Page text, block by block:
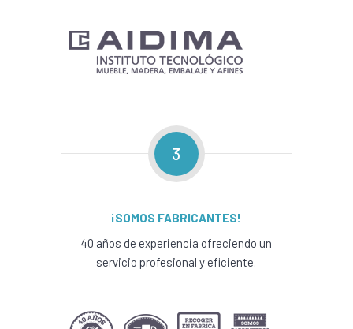
3
¡SOMOS FABRICANTES!
40 años de experiencia ofreciendo un
servicio profesional y eficiente.